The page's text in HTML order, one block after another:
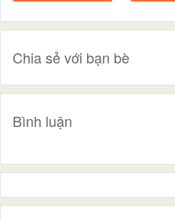
Chia sẻ với bạn bè
Bình luận